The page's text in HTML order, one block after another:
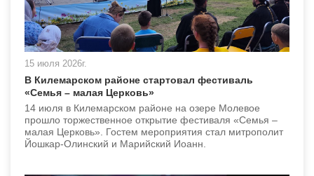
15 июля 2026г.
В Килемарском районе стартовал фестиваль
«Семья – малая Церковь»
14 июля в Килемарском районе на озере Молевое
прошло торжественное открытие фестиваля «Семья –
малая Церковь». Гостем мероприятия стал митрополит
Йошкар-Олинский и Марийский Иоанн.